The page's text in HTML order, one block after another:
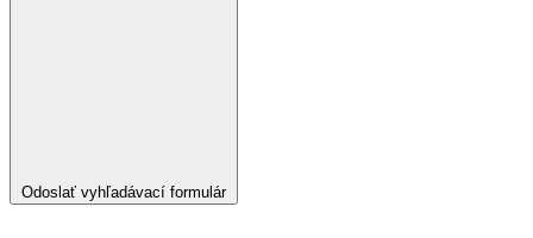
Odoslať vyhľadávací formulár